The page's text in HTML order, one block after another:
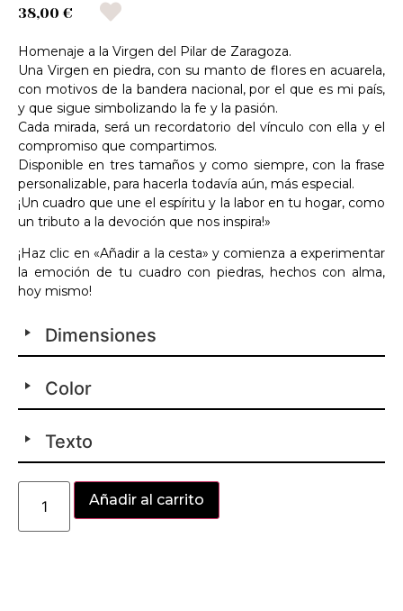
38,00 €
Homenaje a la Virgen del Pilar de Zaragoza.
Una Virgen en piedra, con su manto de flores en acuarela,
con motivos de la bandera nacional, por el que es mi país,
y que sigue simbolizando la fe y la pasión.
Cada mirada, será un recordatorio del vínculo con ella y el
compromiso que compartimos.
Disponible en tres tamaños y como siempre, con la frase
personalizable, para hacerla todavía aún, más especial.
¡Un cuadro que une el espíritu y la labor en tu hogar, como
un tributo a la devoción que nos inspira!»
¡Haz clic en «Añadir a la cesta» y comienza a experimentar
la emoción de tu cuadro con piedras, hechos con alma,
hoy mismo!
Dimensiones
Color
Texto
Añadir al carrito